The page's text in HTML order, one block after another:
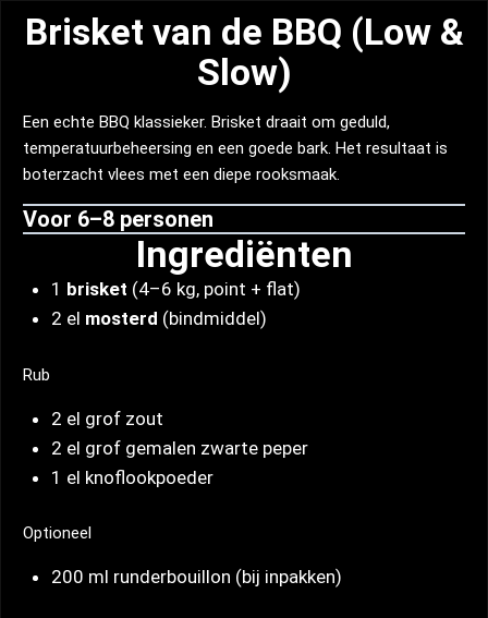
Brisket van de BBQ (Low &
Slow)
Een echte BBQ klassieker. Brisket draait om geduld,
temperatuurbeheersing en een goede bark. Het resultaat is
boterzacht vlees met een diepe rooksmaak.
Voor 6–8 personen
Ingrediënten
1 brisket (4–6 kg, point + flat)
2 el mosterd (bindmiddel)
Rub
2 el grof zout
2 el grof gemalen zwarte peper
1 el knoflookpoeder
Optioneel
200 ml runderbouillon (bij inpakken)